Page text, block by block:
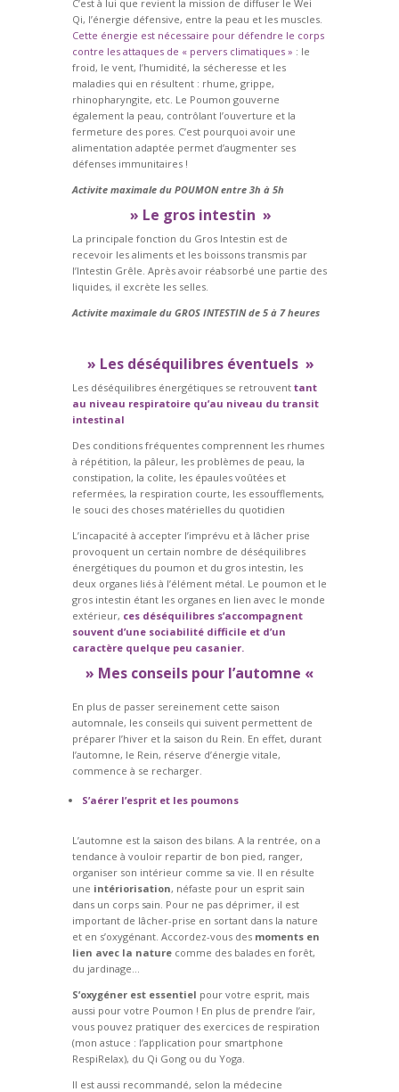
C’est à lui que revient la mission de diffuser le Wei
Qi, l’énergie défensive, entre la peau et les muscles.
Cette énergie est nécessaire pour défendre le corps
contre les attaques de « pervers climatiques » : le
froid, le vent, l’humidité, la sécheresse et les
maladies qui en résultent : rhume, grippe,
rhinopharyngite, etc. Le Poumon gouverne
également la peau, contrôlant l’ouverture et la
fermeture des pores. C’est pourquoi avoir une
alimentation adaptée permet d’augmenter ses
défenses immunitaires !
Activite maximale du POUMON entre 3h à 5h
» Le gros intestin »
La principale fonction du Gros Intestin est de
recevoir les aliments et les boissons transmis par
l’Intestin Grêle. Après avoir réabsorbé une partie des
liquides, il excrète les selles.
Activite maximale du GROS INTESTINde 5 à 7 heures
» Les déséquilibres éventuels »
Les déséquilibres énergétiques se retrouvent tant
au niveau respiratoire qu’au niveau du transit
intestinal
Des conditions fréquentes comprennent les rhumes
à répétition, la pâleur, les problèmes de peau, la
constipation, la colite, les épaules voûtées et
refermées, la respiration courte, les essoufflements,
le souci des choses matérielles du quotidien
L’incapacité à accepter l’imprévu et à lâcher prise
provoquent un certain nombre de déséquilibres
énergétiques du poumon et du gros intestin, les
deux organes liés à l’élément métal. Le poumon et le
gros intestin étant les organes en lien avec le monde
extérieur, ces déséquilibres s’accompagnent
souvent d’une sociabilité difficile et d’un
caractère quelque peu casanier.
» Mes conseils pour l’automne «
En plus de passer sereinement cette saison
automnale, les conseils qui suivent permettent de
préparer l’hiver et la saison du Rein. En effet, durant
l’automne, le Rein, réserve d’énergie vitale,
commence à se recharger.
S’aérer l’esprit et les poumons
L’automne est la saison des bilans. A la rentrée, on a
tendance à vouloir repartir de bon pied, ranger,
organiser son intérieur comme sa vie. Il en résulte
une intériorisation, néfaste pour un esprit sain
dans un corps sain. Pour ne pas déprimer, il est
important de lâcher-prise en sortant dans la nature
et en s’oxygénant. Accordez-vous des moments en
lien avec la naturecomme des balades en forêt,
du jardinage…
S’oxygéner est essentiel pour votre esprit, mais
aussi pour votre Poumon ! En plus de prendre l’air,
vous pouvez pratiquer des exercices de respiration
(mon astuce : l’application pour smartphone
RespiRelax), du Qi Gong ou du Yoga.
Il est aussi recommandé, selon la médecine